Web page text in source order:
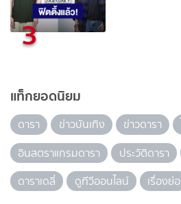
3
แท็กยอดนิยม
ดารา ข่าวบันเทิง ข่าวดารา
อินสตราแกรมดารา
ประวัติดารา
ดาราเดลี่
ดูทีวีออนไลน์ เรื่องย่อ